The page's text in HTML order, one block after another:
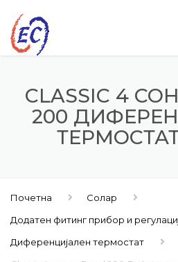
CLASSIC 4
200
ТЕРМОСТАТ
Почетна
Солар
Додатен фитинг прибор и
Диференцијален термостат